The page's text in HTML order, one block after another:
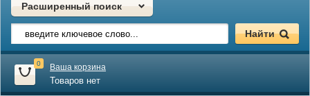
Расширенный поиск
0 Ваша корзина
Товаров нет